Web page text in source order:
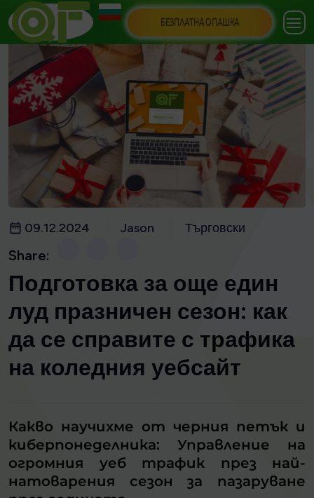
БЕЗПЛАТНА ОПАШКА
09.12.2024 Jason Търговски
Share:
Подготовка за още един
луд празничен сезон: как
да се справите с трафика
на коледния уебсайт
Какво научихме от черния петък и
киберпонеделника: Управление на
огромния уеб трафик през най-
натоварения сезон за пазаруване